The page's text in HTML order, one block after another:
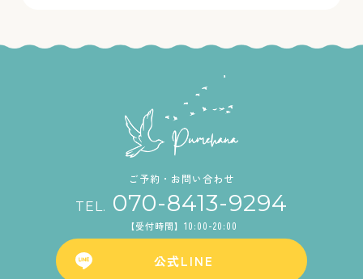
ご予約・お問い合わせ
TEL. 070-8413-9294
【受付時間】10:00-20:00
公式LINE